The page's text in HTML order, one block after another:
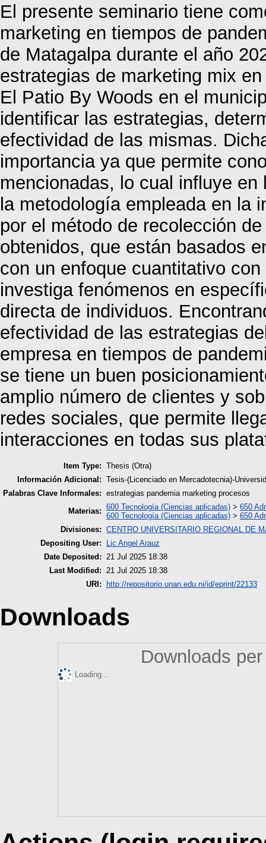
El presente seminario tiene
marketing en tiempos de
de Matagalpa durante el año
estrategias de marketing mix
El Patio By Woods en el
identificar las estrategias,
efectividad de las mismas.
importancia ya que permite
mencionadas, lo cual influye
la metodología empleada en la
por el método de recolección
obtenidos, que están basados
con un enfoque cuantitativo
investiga fenómenos en
directa de individuos.
efectividad de las estrategias
empresa en tiempos de
se tiene un buen
amplio número de clientes y
redes sociales, que permite
interacciones en todas sus
Item Type: Thesis (Otra)
Información Adicional: Tesis-(Licenciado en Mercadotecnia)-
Palabras Clave Informales: estrategias pandemia marketing procesos
Materias: 600 Tecnología (Ciencias aplicadas) > 650
600 Tecnología (Ciencias aplicadas) > 650
Divisiones: CENTRO UNIVERSITARIO REGIONAL DE
Depositing User:
Lic Angel Arauz
Date Deposited:
21 Jul 2025 18:38
Last Modified:
21 Jul 2025 18:38
URI:
http://repositorio.unan.edu.ni/id/eprint/22133
Downloads
Downloads
Loading...